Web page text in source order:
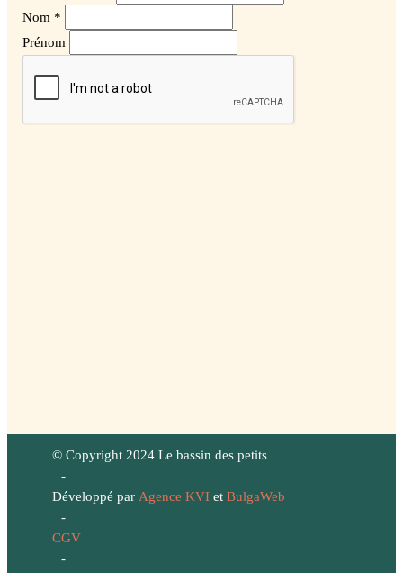
Nom *
Prénom
© Copyright 2024 Le bassin des petits
-
Développé par Agence KVIet BulgaWeb
-
CGV
-